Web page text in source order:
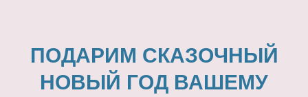
ПОДАРИМ СКАЗОЧНЫЙ
НОВЫЙ ГОД ВАШЕМУ